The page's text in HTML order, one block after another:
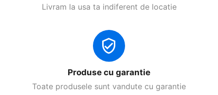
Livram la usa ta indiferent de locatie
Produse cu garantie
Toate produsele sunt vandute cu garantie